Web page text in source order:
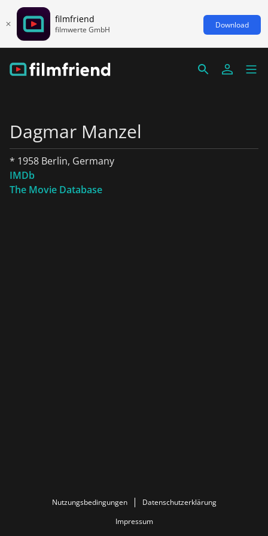
filmfriend
filmwerte GmbH Download
Dagmar Manzel
* 1958 Berlin, Germany
IMDb
The Movie Database
Nutzungsbedingungen
Datenschutzerklärung
Impressum